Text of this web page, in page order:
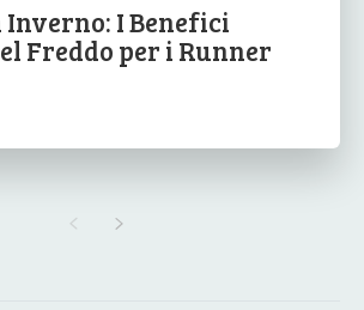
I Benefici
Freddo per i Runner